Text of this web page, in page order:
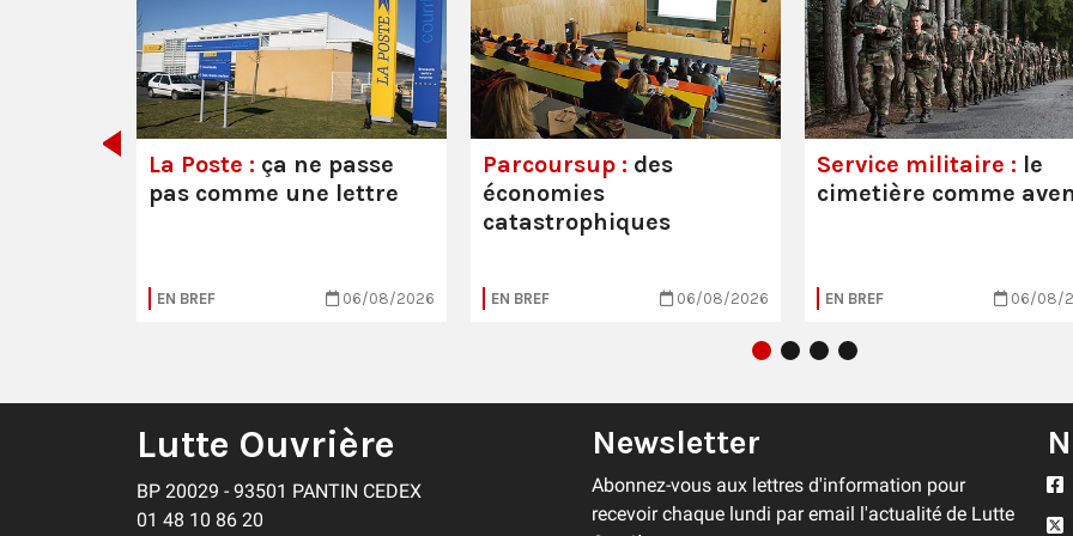
La Poste : ça ne passe
pas comme une lettre
EN BREF 06/08/2026
Parcoursup : des
économies
catastrophiques
EN BREF 06/08/2026
Service militaire : le
cimetière comme
EN BREF 06/08/
Lutte Ouvrière
BP 20029 - 93501 PANTIN CEDEX
01 48 10 86 20
Newsletter
Abonnez-vous aux lettres d'information pour
recevoir chaque lundi par email l'actualité de Lutte